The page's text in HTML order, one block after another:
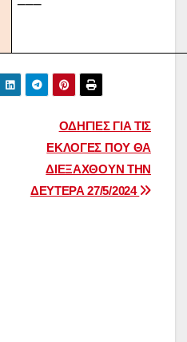
OΔΗΓΙΕΣ ΓΙΑ ΤΙΣ
ΕΚΛΟΓΕΣ ΠΟΥ ΘΑ
ΔΙΕΞΑΧΘΟΥΝ ΤΗΝ
ΔΕΥΤΕΡΑ 27/5/2024